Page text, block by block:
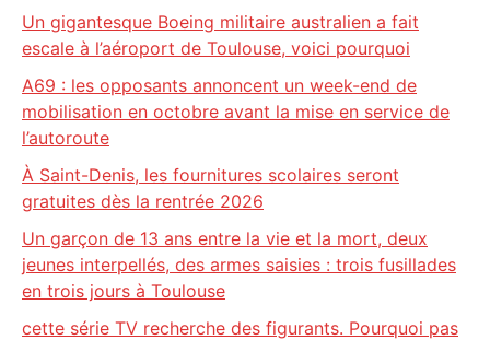
Un gigantesque Boeing militaire australien a fait
escale à l’aéroport de Toulouse, voici pourquoi
A69 : les opposants annoncent un week-end de
mobilisation en octobre avant la mise en service de
l’autoroute
À Saint-Denis, les fournitures scolaires seront
gratuites dès la rentrée 2026
Un garçon de 13 ans entre la vie et la mort, deux
jeunes interpellés, des armes saisies : trois fusillades
en trois jours à Toulouse
cette série TV recherche des figurants. Pourquoi pas